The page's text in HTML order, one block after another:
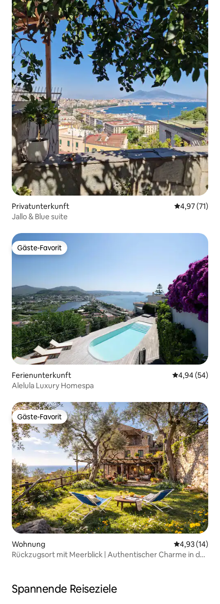
Privatunterkunft
4,97 (71)
Jallo & Blue suite
Gäste-Favorit
Gäste-Favorit
Ferienunterkunft
4,94 (54)
Alelula Luxury Homespa
Gäste-Favorit
Gäste-Favorit
Wohnung
4,93 (14)
Rückzugsort mit Meerblick | Authentischer Charme in der
Spannende Reiseziele